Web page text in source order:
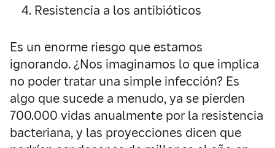
Resistencia a los antibióticos
Es un enorme riesgo que estamos
ignorando. ¿Nos imaginamos lo que implica
no poder tratar una simple infección? Es
algo que sucede a menudo, ya se pierden
700.000 vidas anualmente por la resistencia
bacteriana, y las proyecciones dicen que